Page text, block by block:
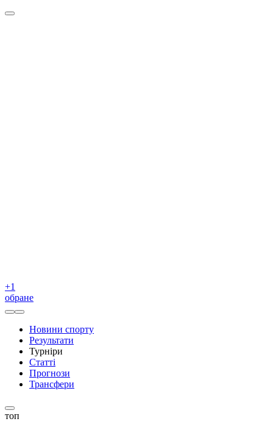
+1
обране
Новини спорту
Результати
Турніри
Статті
Прогнози
Трансфери
топ